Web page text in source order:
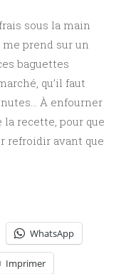
sous la main
prend sur un
baguettes
qu’il faut
À enfourner
recette, pour que
refroidir avant que
WhatsApp
Imprimer